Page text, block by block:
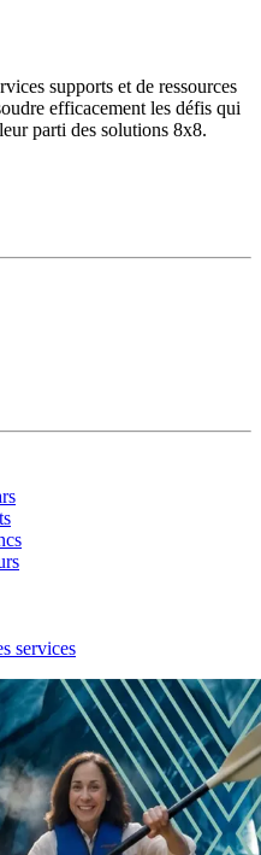
supports et de ressources
efficacement les défis qui
parti des solutions 8x8.
services